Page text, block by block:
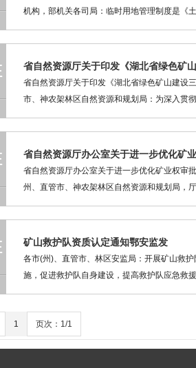
机构，部机关各司局：临时用地管理制度是《
省自然资源厅关于印发《湖北省绿色矿
省自然资源厅关于印发《湖北省绿色矿山建设
市、神农架林区自然资源和规划局：为深入贯
省自然资源厅办公室关于进一步优化矿
省自然资源厅办公室关于进一步优化矿业权审
州、直管市、神农架林区自然资源和规划局，
矿山救护队资质认定通知鄂安监发
各市(州)、直管市、林区安监局：开展矿山救
施，促进救护队自身建设，提高救护队应急救
1 页次：1/1